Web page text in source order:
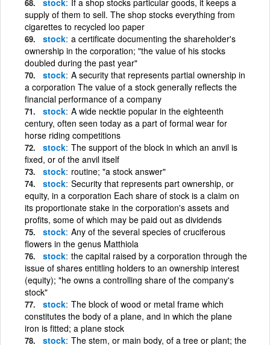
supply of them to sell. The shop stocks everything from
cigarettes to recycled loo paper
stock a certificate documenting the shareholder's
ownership in the corporation; "the value of his stocks
doubled during the past year"
stock A security that represents partial ownership in
a corporation The value of a stock generally reflects the
financial performance of a company
stock A wide necktie popular in the eighteenth
century, often seen today as a part of formal wear for
horse riding competitions
stock The support of the block in which an anvil is
fixed, or of the anvil itself
stock routine; "a stock answer"
stock Security that represents part ownership, or
equity, in a corporation Each share of stock is a claim on
its proportionate stake in the corporation's assets and
profits, some of which may be paid out as dividends
stock Any of the several species of cruciferous
flowers in the genus Matthiola
stock the capital raised by a corporation through the
issue of shares entitling holders to an ownership interest
(equity); "he owns a controlling share of the company's
stock"
stock The block of wood or metal frame which
constitutes the body of a plane, and in which the plane
iron is fitted; a plane stock
stock The stem, or main body, of a tree or plant; the